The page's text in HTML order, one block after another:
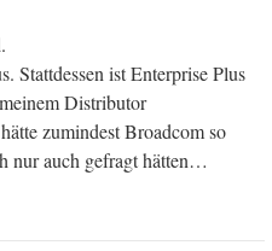
Stattdessen ist Enterprise Plus
Distributor
zumindest Broadcom so
nur auch gefragt hätten…